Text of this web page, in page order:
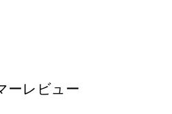
ーレビュー